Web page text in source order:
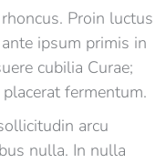
Proin luctus
ipsum primis in
cubilia Curae;
fermentum.
arcu
nulla. In nulla